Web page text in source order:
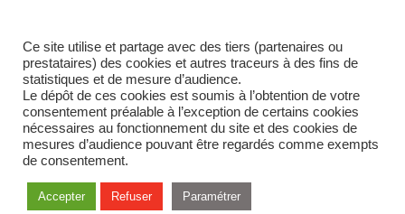
Ce site utilise et partage avec des tiers (partenaires ou
prestataires) des cookies et autres traceurs à des fins de
statistiques et de mesure d’audience.
Le dépôt de ces cookies est soumis à l’obtention de votre
consentement préalable à l’exception de certains cookies
nécessaires au fonctionnement du site et des cookies de
mesures d’audience pouvant être regardés comme exempts
de consentement.
Accepter Refuser Paramétrer